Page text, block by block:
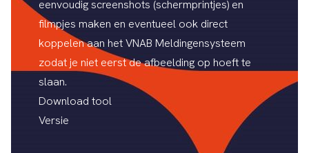
eenvoudig screenshots (schermprintjes) en
filmpjes maken en eventueel ook direct
koppelen aan hetVNAB Meldingensysteem
zodat je niet eerst de afbeelding op hoeft te
slaan.
Download tool
Versie